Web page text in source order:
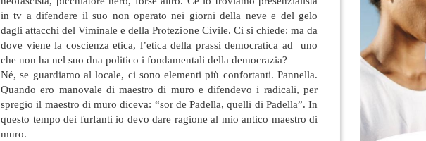
in tv a difendere il suo non operato nei giorni della neve e del gelo
dagli attacchi del Viminale e della Protezione Civile. Ci si chiede: ma da
dove viene la coscienza etica, l’etica della prassi democratica ad uno
che non ha nel suo dna politico i fondamentali della democrazia?
Né, se guardiamo al locale, ci sono elementi più confortanti. Pannella.
Quando ero manovale di maestro di muro e difendevo i radicali, per
spregio il maestro di muro diceva: “sor de Padella, quelli di Padella”. In
questo tempo dei furfanti io devo dare ragione al mio antico maestro di
muro.